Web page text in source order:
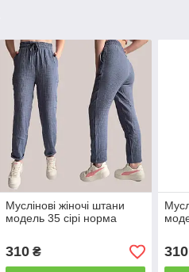
Муслінові жіночі штани
модель 35 сірі норма
310₴ 310